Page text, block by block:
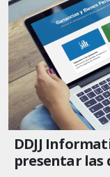
DDJJ
presentar las